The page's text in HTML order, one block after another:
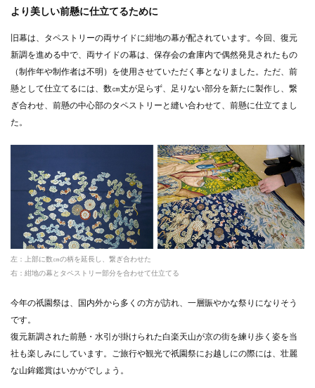
より美しい前懸に仕立てるために
旧幕は、タペストリーの両サイドに紺地の幕が配されています。今回、復元
新調を進める中で、両サイドの幕は、保存会の倉庫内で偶然発見されたもの
（制作年や制作者は不明）を使用させていただく事となりました。ただ、前
懸として仕立てるには、数㎝丈が足らず、足りない部分を新たに製作し、繋
ぎ合わせ、前懸の中心部のタペストリーと縫い合わせて、前懸に仕立てまし
た。
左：上部に数㎝の柄を延長し、繋ぎ合わせた
右：紺地の幕とタペストリー部分を合わせて仕立てる
今年の祇園祭は、国内外から多くの方が訪れ、一層賑やかな祭りになりそう
です。
復元新調された前懸・水引が掛けられた白楽天山が京の街を練り歩く姿を当
社も楽しみにしています。ご旅行や観光で祇園祭にお越しにの際には、壮麗
な山鉾鑑賞はいかがでしょう。